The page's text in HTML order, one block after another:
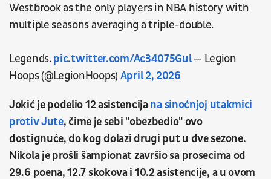
Westbrook as the only players in NBA history with
multiple seasons averaging a triple-double.
Legends.pic.twitter.com/Ac34075Gul— Legion
Hoops (@LegionHoops) April 2, 2026
Jokić je podelio 12 asistencijana sinoćnjoj utakmici
protiv Jute, čime je sebi "obezbedio" ovo
dostignuće, do kog dolazi drugi put u dve sezone.
Nikola je prošli šampionat završio sa prosecima od
29.6 poena, 12.7 skokova i 10.2 asistencije, a u ovom